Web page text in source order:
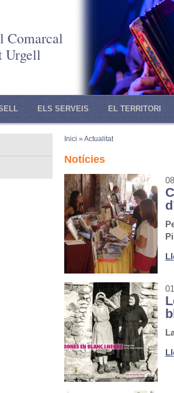
Comarcal
Urgell
ELS SERVEIS EL TERRITORI
Inici » Actualitat
Notícies